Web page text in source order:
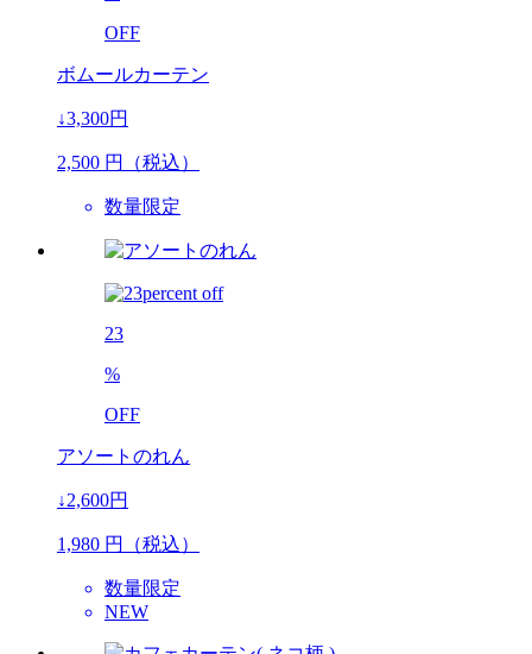
OFF
ボムールカーテン
↓3,300円
2,500 円（税込）
数量限定
23
%
OFF
アソートのれん
↓2,600円
1,980 円（税込）
数量限定
NEW